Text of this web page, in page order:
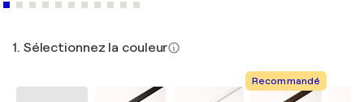
1. Sélectionnez la couleur
Recommandé